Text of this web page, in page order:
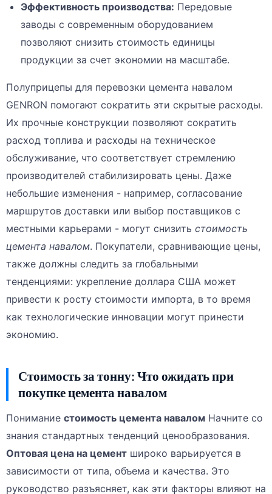
Эффективность производства: Передовые
заводы с современным оборудованием
позволяют снизить стоимость единицы
продукции за счет экономии на масштабе.
Полуприцепы для перевозки цемента навалом
GENRON помогают сократить эти скрытые расходы.
Их прочные конструкции позволяют сократить
расход топлива и расходы на техническое
обслуживание, что соответствует стремлению
производителей стабилизировать цены. Даже
небольшие изменения - например, согласование
маршрутов доставки или выбор поставщиков с
местными карьерами - могут снизить стоимость
цемента навалом. Покупатели, сравнивающие цены,
также должны следить за глобальными
тенденциями: укрепление доллара США может
привести к росту стоимости импорта, в то время
как технологические инновации могут принести
экономию.
Стоимость за тонну: Что ожидать при
покупке цемента навалом
Понимание стоимость цемента навалом Начните со
знания стандартных тенденций ценообразования.
Оптовая цена на цемент широко варьируется в
зависимости от типа, объема и качества. Это
руководство разъясняет, как эти факторы влияют на